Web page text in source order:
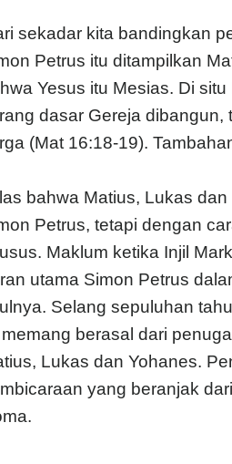
sekadar kita bandingkan
Petrus itu ditampilkan
Yesus itu Mesias. Di
dasar Gereja
(Mat 16:18-19).
bahwa Matius, Lukas
Petrus, tetapi dengan
Maklum ketika Injil
utama Simon Petrus
Selang sepuluhan
berasal dari
Lukas dan Yohanes.
yang beranjak